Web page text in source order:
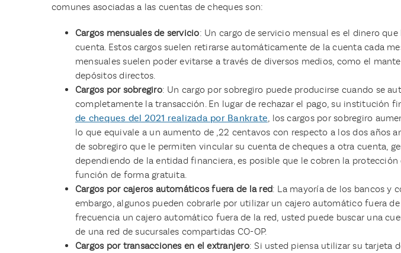
comunes asociadas a las cuentas de cheques son:
Cargos mensuales de servicio: Un cargo de servicio mensual es el dinero
cuenta. Estos cargos suelen retirarse automáticamente de la cuenta cada
mensuales suelen poder evitarse a través de diversos medios, como el
depósitos directos.
Cargos por sobregiro: Un cargo por sobregiro puede producirse cuando se
completamente la transacción. En lugar de rechazar el pago, su institución
de cheques del 2021 realizada por Bankrate , los cargos por sobregiro
lo que equivale a un aumento de ,22 centavos con respecto a los dos años
de sobregiro que le permiten vincular su cuenta de cheques a otra cuenta,
dependiendo de la entidad financiera, es posible que le cobren la
función de forma gratuita.
Cargos por cajeros automáticos fuera de la red: La mayoría de los bancos y
embargo, algunos pueden cobrarle por utilizar un cajero automático fuera
frecuencia un cajero automático fuera de la red, usted puede buscar una
de una red de sucursales compartidas CO-OP.
Cargos por transacciones en el extranjero: Si usted piensa utilizar su tarjeta